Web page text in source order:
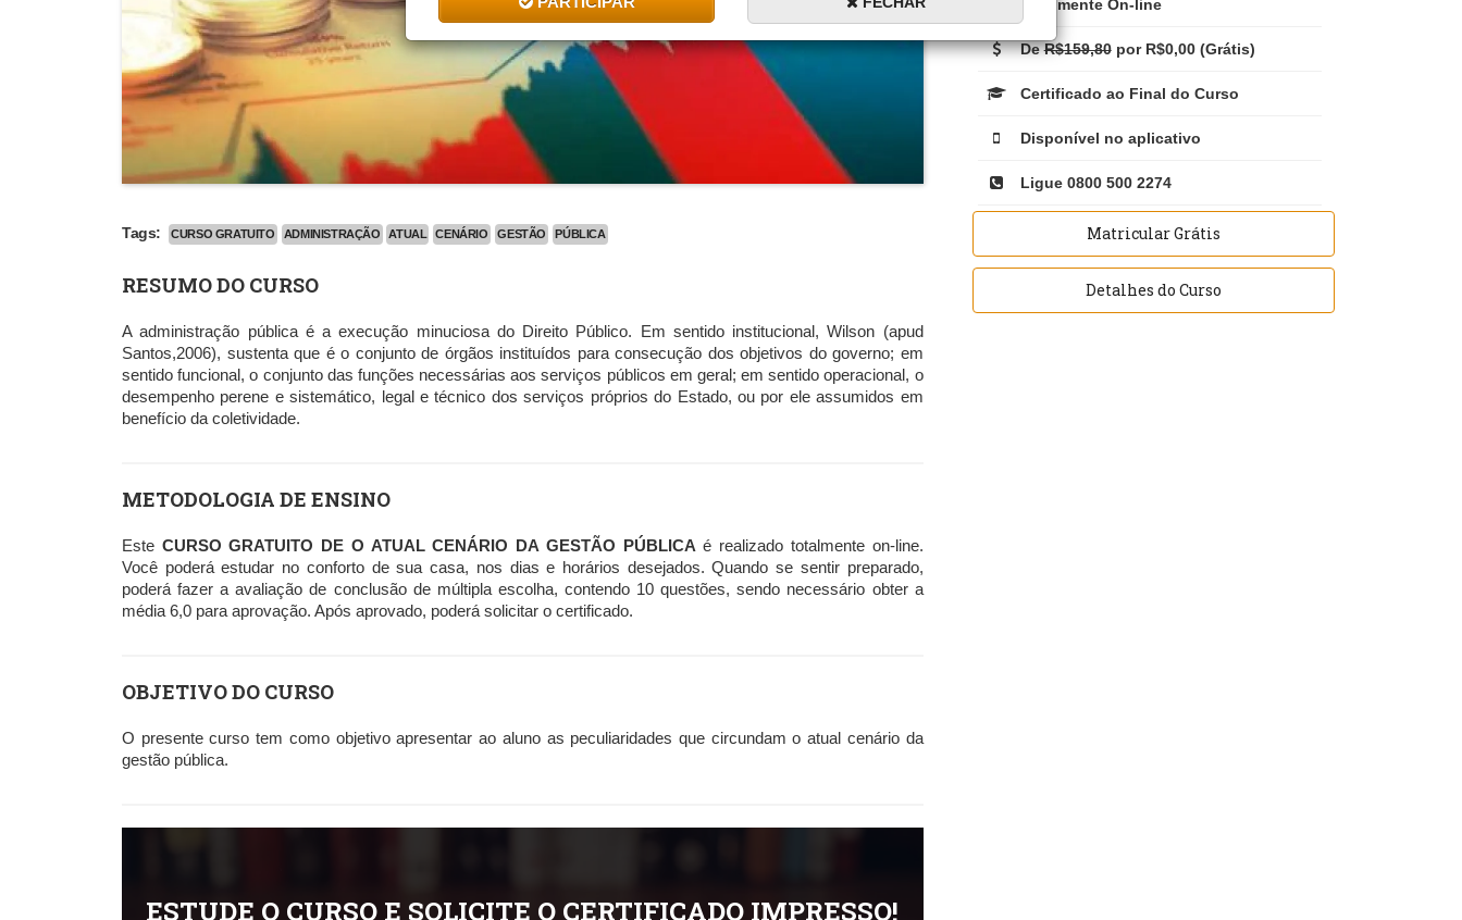
Tags: CURSO GRATUITO ADMINISTRAÇÃO ATUAL CENÁRIO GESTÃO PÚBLICA
RESUMO DO CURSO
A administração pública é a execução minuciosa do Direito Público. Em sentido institucional, Wilson (apud
Santos,2006), sustenta que é o conjunto de órgãos instituídos para consecução dos objetivos do governo; em
sentido funcional, o conjunto das funções necessárias aos serviços públicos em geral; em sentido operacional, o
desempenho perene e sistemático, legal e técnico dos serviços próprios do Estado, ou por ele assumidos em
benefício da coletividade.
METODOLOGIA DE ENSINO
Este CURSO GRATUITO DE O ATUAL CENÁRIO DA GESTÃO PÚBLICA é realizado totalmente on-line.
Você poderá estudar no conforto de sua casa, nos dias e horários desejados. Quando se sentir preparado,
poderá fazer a avaliação de conclusão de múltipla escolha, contendo 10 questões, sendo necessário obter a
média 6,0 para aprovação. Após aprovado, poderá solicitar o certificado.
OBJETIVO DO CURSO
O presente curso tem como objetivo apresentar ao aluno as peculiaridades que circundam o atual cenário da
gestão pública.
ESTUDE O CURSO E SOLICITE O CERTIFICADO IMPRESSO!
Totalmente On-line
DeR$159,80por R$0,00 (Grátis)
Certificado ao Final do Curso
Disponível no aplicativo
Ligue 0800 500 2274
Matricular Grátis
Detalhes do Curso